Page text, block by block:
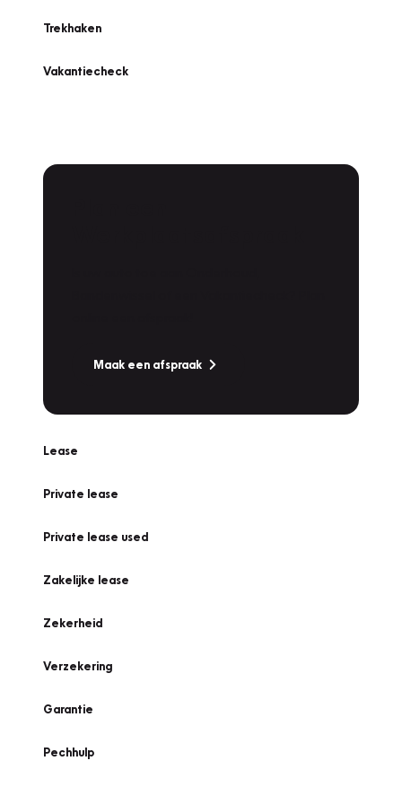
Trekhaken
Vakantiecheck
Maak een afspraak
Lease
Private lease
Private lease used
Zakelijke lease
Zekerheid
Verzekering
Garantie
Pechhulp